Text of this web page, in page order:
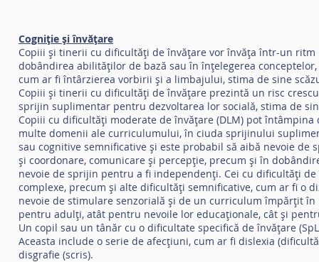
Cogniție și învățare
Copiii și tinerii cu dificultăți de învățare vor învăța într-un
dobândirea abilităților de bază sau în înțelegerea
cum ar fi întârzierea vorbirii și a limbajului, stima de sine
Copiii și tinerii cu dificultăți de învățare prezintă un risc
sprijin suplimentar pentru dezvoltarea lor socială, stima de
Copiii cu dificultăți moderate de învățare (DLM) pot
multe domenii ale curriculumului, în ciuda sprijinului
sau cognitive semnificative și este probabil să aibă nevoie
și coordonare, comunicare și percepție, precum și în
nevoie de sprijin pentru a fi independenți. Cei cu dificultăți
complexe, precum și alte dificultăți semnificative, cum ar fi o
nevoie de stimulare senzorială și de un curriculum împărțit
pentru adulți, atât pentru nevoile lor educaționale, cât și
Un copil sau un tânăr cu o dificultate specifică de învățare
Aceasta include o serie de afecțiuni, cum ar fi dislexia
disgrafie (scris).